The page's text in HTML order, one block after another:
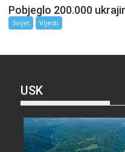
Pobjeglo 200.000
Svijet Vijesti
USK